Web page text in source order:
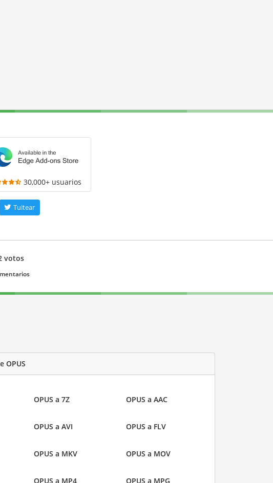
30,000+ usuarios
Tuitear
votos
OPUS
OPUS a 7Z OPUS a AAC
OPUS a AVI OPUS a FLV
OPUS a MKV OPUS a MOV
OPUS a MP4 OPUS a MPG